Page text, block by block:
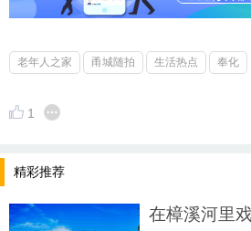
老年人之家 甬城随拍 生活热点 奉化
1
精彩推荐
在樟溪河里